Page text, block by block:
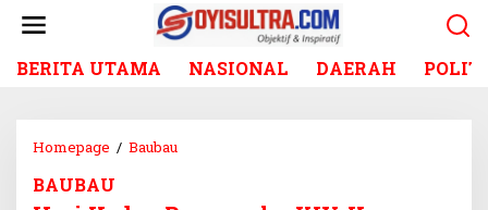
BERITA UTAMA NASIONAL DAERAH
Homepage / Baubau
BAUBAU